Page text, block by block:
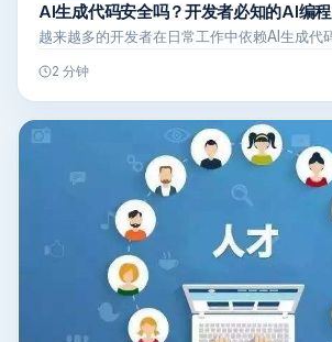
AI生成代码安全吗？开发者必知的AI编
越来越多的开发者在日常工作中依赖AI生成
2 分钟